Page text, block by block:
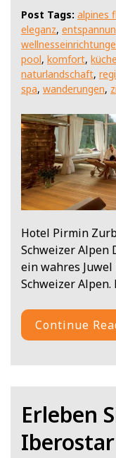
Post Tags: alpines
eleganz,
pool, komfort,
naturlandschaft,
spa, wanderungen,
Hotel Pirmin
Schweizer Alpen
ein wahres
Schweizer
Continue
Erleben